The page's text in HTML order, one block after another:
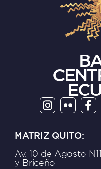
MATRIZ QUITO:
Av. 10 de Agosto
y Briceño